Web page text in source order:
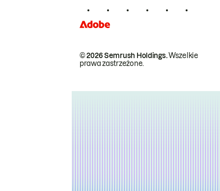
© 2026 Semrush Holdings.Wszelkie
prawa zastrzeżone.